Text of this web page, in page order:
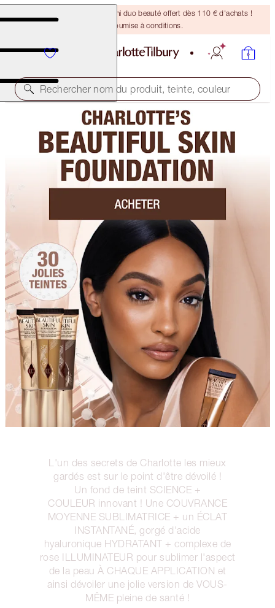
DERNIÈRE CHANCE ! Un mini duo beauté offert dès 110 € d'achats !
Offre soumise à conditions.
Rechercher nom du produit, teinte, couleur
L'un des secrets de Charlotte les mieux
gardés est sur le point d'être dévoilé !
Un fond de teint SCIENCE +
COULEUR innovant ! Une COUVRANCE
MOYENNE SUBLIMATRICE + un ÉCLAT
INSTANTANÉ, gorgé d'acide
hyaluronique HYDRATANT + complexe de
rose ILLUMINATEUR pour sublimer l'aspect
de la peau À CHAQUE APPLICATION et
ainsi dévoiler une jolie version de VOUS-
MÊME pleine de santé !